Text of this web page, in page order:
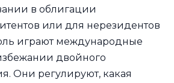
в облигации
или для нерезидентов
играют международные
двойного
Они регулируют, какая